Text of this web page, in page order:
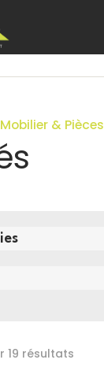
Mobilier & Pièces
19 résultats